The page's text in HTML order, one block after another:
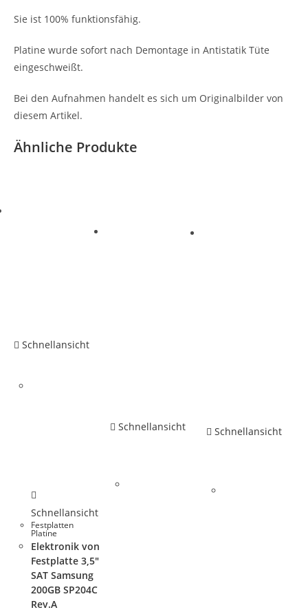
Sie ist 100% funktionsfähig.
Platine wurde sofort nach Demontage in Antistatik Tüte
eingeschweißt.
Bei den Aufnahmen handelt es sich um Originalbilder von
diesem Artikel.
Ähnliche Produkte
Schnellansicht
Schnellansicht
Festplatten
Platine
Elektronik von
Festplatte 3,5″
SAT Samsung
200GB SP204C
Rev.A
Schnellansicht Schnellansicht